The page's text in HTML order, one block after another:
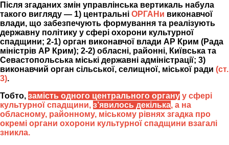
Після згаданих змін управлінська вертикаль набула
такого вигляду — 1) центральні ОРГАНи виконавчої
влади, що забезпечують формування та реалізують
державну політику у сфері охорони культурної
спадщини; 2-1) орган виконавчої влади АР Крим (Рада
міністрів АР Крим); 2-2) обласні, районні, Київська та
Севастопольська міські державні адміністрації; 3)
виконавчий орган сільської, селищної, міської ради (ст.
3).
Тобто, замість одного центрального органу у сфері
культурної спадщини, з’явилось декілька, а на
обласному, районному, міському рівнях згадка про
окремі органи охорони культурної спадщини взагалі
зникла.